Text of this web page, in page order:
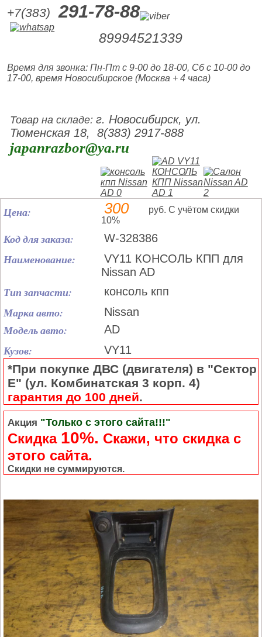
+7(383) 291-78-88
89994521339
Время для звонка: Пн-Пт с 9-00 до 18-00, Сб с 10-00 до
17-00, время Новосибирское (Москва + 4 часа)
Товар на складе:г. Новосибирск, ул.
Тюменская 18, 8(383) 2917-888
japanrazbor@ya.ru
Цена: 300
руб. С учётом скидки
10%
Код для заказа: W-328386
Наименование:
VY11 КОНСОЛЬ КПП для
Nissan AD
Тип запчасти: консоль кпп
Марка авто: Nissan
Модель авто: AD
Кузов: VY11
*При покупке ДВС (двигателя) в "Сектор
Е" (ул. Комбинатская 3 корп. 4)
гарантия до 100 дней.
Акция "Только с этого сайта!!!"
Скидка 10%. Cкажи, что скидка с
этого сайта.
Скидки не суммируются.